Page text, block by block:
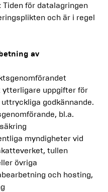
för datalagringen
och är i regel
av
ytterligare uppgifter för
godkännande.
bl.a.
myndigheter vid
tullen
övriga
och hosting,